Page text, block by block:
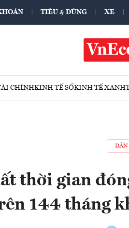
TIÊU & DÙNG XE
CHÍNHKINH TẾ SỐKINH TẾ XANH
thời gian
144 tháng